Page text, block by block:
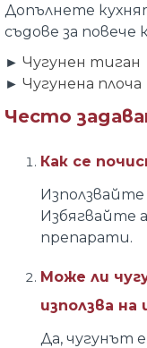
Допълнете
съдове за
► Чугунен тиган
► Чугунена плоча
Често
Как се
Използвайте
Избягвайте
препарати.
Може ли
използва
Да, чугунът